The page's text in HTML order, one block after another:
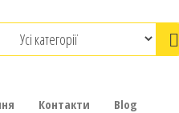
Контакти Blog